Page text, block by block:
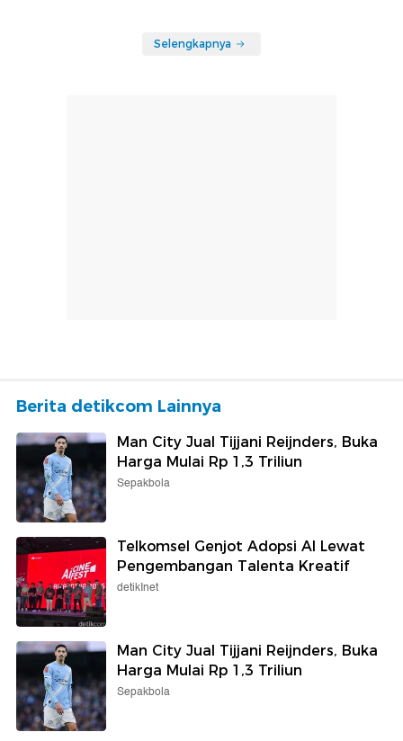
Selengkapnya
Berita detikcom Lainnya
Man City Jual Tijjani Reijnders, Buka
Harga Mulai Rp 1,3 Triliun
Sepakbola
Telkomsel Genjot Adopsi AI Lewat
Pengembangan Talenta Kreatif
detikInet
Man City Jual Tijjani Reijnders, Buka
Harga Mulai Rp 1,3 Triliun
Sepakbola